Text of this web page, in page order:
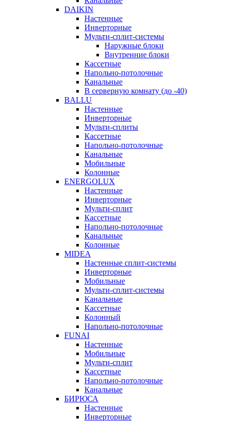
DAIKIN
Настенные
Инверторные
Мульти-сплит-системы
Наружные блоки
Внутренние блоки
Кассетные
Напольно-потолочные
Канальные
В серверную комнату (до -40)
BALLU
Настенные
Инверторные
Мульти-сплиты
Кассетные
Напольно-потолочные
Канальные
Мобильные
Колонные
ENERGOLUX
Настенные
Инверторные
Мульти-сплит
Кассетные
Напольно-потолочные
Канальные
Колонные
MIDEA
Настенные сплит-системы
Инверторные
Мобильные
Мульти-сплит-системы
Канальные
Кассетные
Колонный
Напольно-потолочные
FUNAI
Настенные
Мобильные
Мульти-сплит
Кассетные
Напольно-потолочные
Канальные
БИРЮСА
Настенные
Инверторные